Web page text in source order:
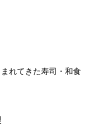
れてきた寿司・和食